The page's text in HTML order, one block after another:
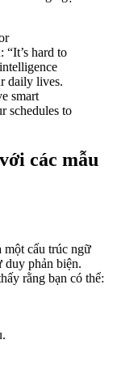
“It’s hard to
daily lives.
smart
schedules to
các mẫu
một cấu trúc ngữ
duy phản biện.
rằng bạn có thể: